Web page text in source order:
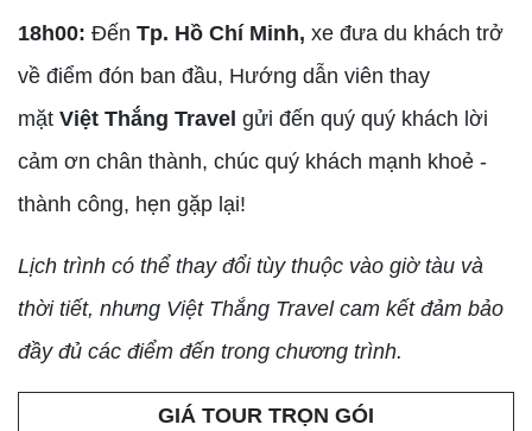
18h00: Đến Tp. Hồ Chí Minh, xe đưa du khách trở
về điểm đón ban đầu, Hướng dẫn viên thay
mặt Việt Thắng Travel gửi đến quý quý khách lời
cảm ơn chân thành, chúc quý khách mạnh khoẻ -
thành công, hẹn gặp lại!
Lịch trình có thể thay đổi tùy thuộc vào giờ tàu và
thời tiết, nhưng Việt Thắng Travel cam kết đảm bảo
đầy đủ các điểm đến trong chương trình.
GIÁ TOUR TRỌN GÓI